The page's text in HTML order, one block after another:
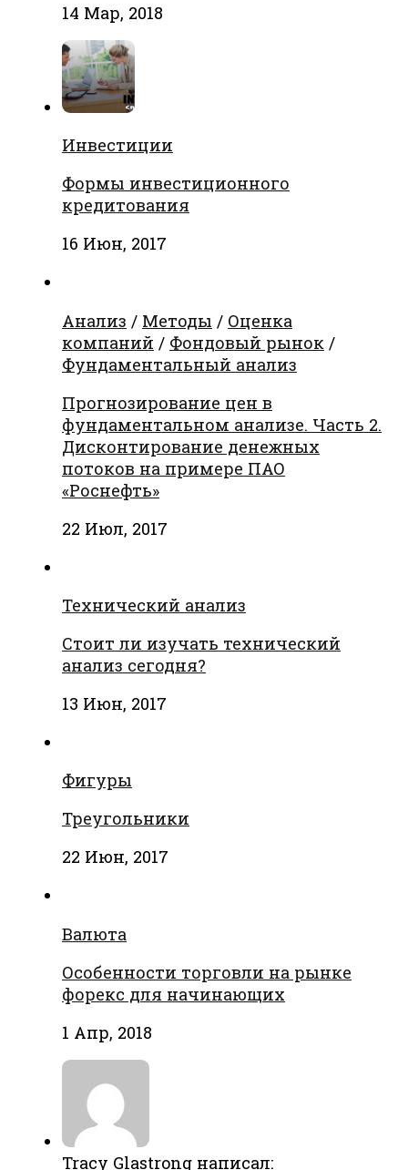
14 Мар, 2018
Инвестиции
Формы инвестиционного
кредитования
16 Июн, 2017
Анализ / Методы / Оценка
компаний / Фондовый рынок /
Фундаментальный анализ
Прогнозирование цен в
фундаментальном анализе. Часть 2.
Дисконтирование денежных
потоков на примере ПАО
«Роснефть»
22 Июл, 2017
Технический анализ
Стоит ли изучать технический
анализ сегодня?
13 Июн, 2017
Фигуры
Треугольники
22 Июн, 2017
Валюта
Особенности торговли на рынке
форекс для начинающих
1 Апр, 2018
Tracy Glastrong написал: